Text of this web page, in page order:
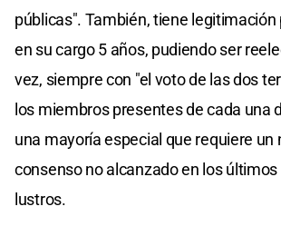
públicas". También, tiene legitimación
en su cargo 5 años, pudiendo ser
vez, siempre con "el voto de las dos
los miembros presentes de cada una
una mayoría especial que requiere un
consenso no alcanzado en los
lustros.